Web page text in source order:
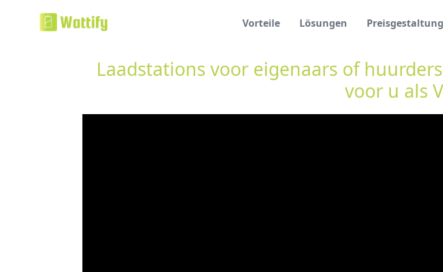
Vorteile Lösungen Preisgestaltung
Laadstations voor eigenaars of
voor u als